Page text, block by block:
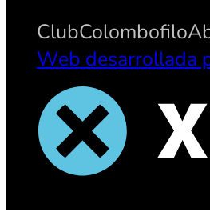
Web desarrollada